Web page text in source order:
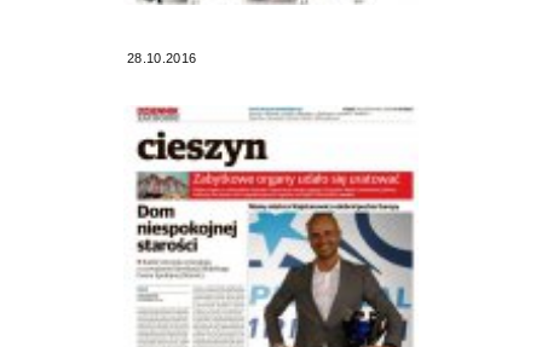
28.10.2016